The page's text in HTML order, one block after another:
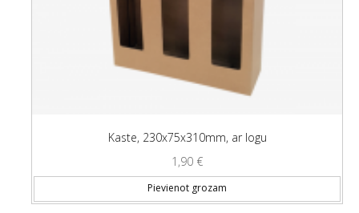
Kaste, 230x75x310mm, ar logu
1,90 €
Pievienot grozam